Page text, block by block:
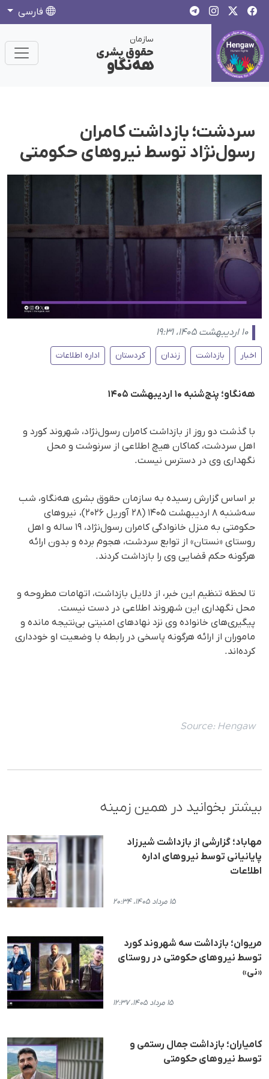
فارسی
سازمان
حقوق بشری
هەنگاو
سردشت؛ بازداشت کامران
رسول‌نژاد توسط نیروهای حکومتی
۱۰ اردیبهشت ۱۴۰۵، ۱۹:۳۱
اخبار بازداشت زندان کردستان اداره اطلاعات
هه‌نگاو؛ پنج‌شنبه ۱۰ اردیبهشت ۱۴۰۵
با گذشت دو روز از بازداشت کامران رسول‌نژاد، شهروند کورد و
اهل سردشت، کماکان هیچ اطلاعی از سرنوشت و محل
نگهداری وی در دسترس نیست.
بر اساس گزارش رسیده به سازمان حقوق بشری هه‌نگاو، شب
سه‌شنبه ۸ اردیبهشت ۱۴۰۵ (۲۸ آوریل ۲۰۲۶)، نیروهای
حکومتی به منزل خانوادگی کامران رسول‌نژاد، ۱۹ ساله و اهل
روستای «نستان» از توابع سردشت، هجوم برده و بدون ارائه
هرگونه حکم قضایی وی را بازداشت کردند.
تا لحظه تنظیم این خبر، از دلایل بازداشت، اتهامات مطروحه و
محل نگهداری این شهروند اطلاعی در دست نیست.
پیگیری‌های خانواده وی نزد نهادهای امنیتی بی‌نتیجه مانده و
ماموران از ارائه هرگونه پاسخی در رابطه با وضعیت او خودداری
کرده‌اند.
Source: Hengaw
بیشتر بخوانید در همین زمینه
مهاباد؛ گزارشی از بازداشت شیرزاد
پایانیانی توسط نیروهای اداره
اطلاعات
۱۵ مرداد ۱۴۰۵، ۲۰:۳۴
مریوان؛ بازداشت سه شهروند کورد
توسط نیروهای حکومتی در روستای
«نی»
۱۵ مرداد ۱۴۰۵، ۱۲:۳۷
کامیاران؛ بازداشت جمال رستمی و
توسط نیروهای حکومتی